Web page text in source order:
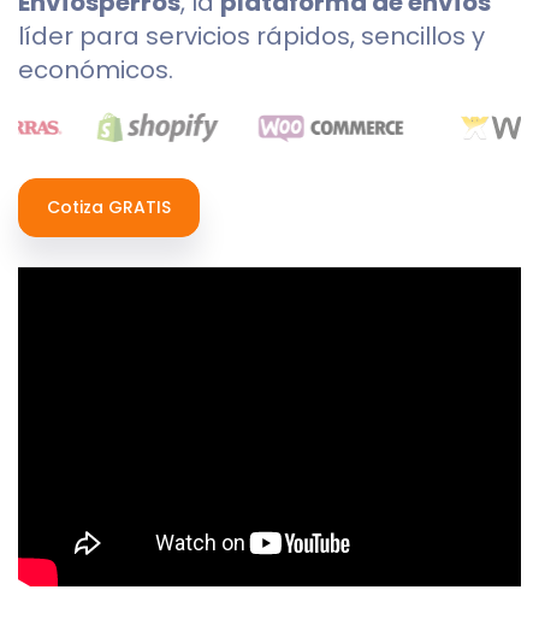
líder para servicios rápidos, sencillos y
económicos.
Cotiza GRATIS